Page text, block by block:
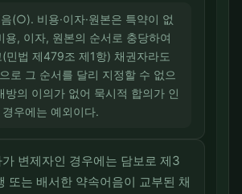
(○). 비용·이자·원본은 특약이 없
용, 이자, 원본의 순서로 충당하여
(민법 제479조 제1항) 채권자라도
로 그 순서를 달리 지정할 수 없으
방의 이의가 없어 묵시적 합의가 인
우에는 예외이다.
변제자인 경우에는 담보로 제3
또는 배서한 약속어음이 교부된 채